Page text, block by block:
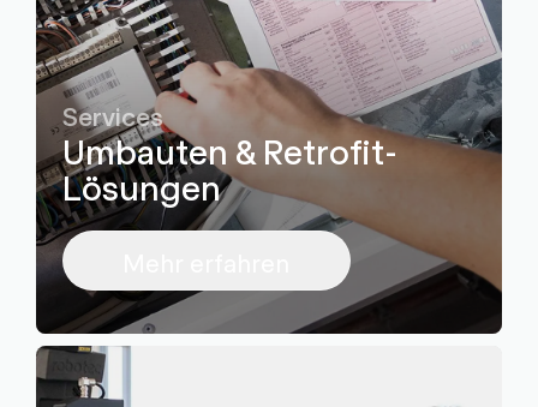
Services
Umbauten & Retrofit-
Lösungen